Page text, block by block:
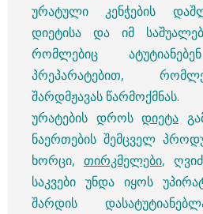
ურატული კენჭების
დიეტისა და იმ
რომლებიც
პრეპარატებით,
შარდმჟავას წარმოქმნას.
ურატების დროს დიეტა
ნაერთების შემცველ
ხორცი, თირკმელები,
საკვები უნდა იყოს
შარდის